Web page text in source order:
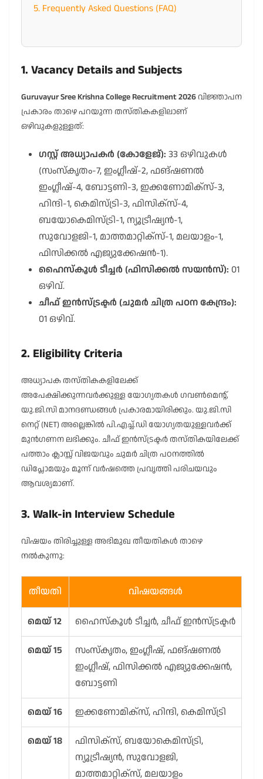
5. Frequently Asked Questions (FAQ)
1. Vacancy Details and Subjects
Guruvayur Sree Krishna College Recruitment 2026 വിജ്ഞാപന
പ്രകാരം താഴെ പറയുന്ന തസ്തികകളിലാണ്
ഒഴിവുകളുള്ളത്:
ഗസ്റ്റ് അധ്യാപകർ (കോളേജ്): 33 ഒഴിവുകൾ
(സംസ്കൃതം-7, ഇംഗ്ലീഷ്-2, ഫങ്ഷണൽ
ഇംഗ്ലീഷ്-4, ബോട്ടണി-3, ഇക്കണോമിക്സ്-3,
ഹിന്ദി-1, കെമിസ്ട്രി-3, ഫിസിക്സ്-4,
ബയോകെമിസ്ട്രി-1, ന്യൂട്രീഷ്യൻ-1,
സുവോളജി-1, മാത്തമാറ്റിക്സ്-1, മലയാളം-1,
ഫിസിക്കൽ എജ്യുക്കേഷൻ-1).
ഹൈസ്കൂൾ ടീച്ചർ (ഫിസിക്കൽ സയൻസ്): 01
ഒഴിവ്.
ചീഫ് ഇൻസ്ട്രക്ടർ (ചുമർ ചിത്ര പഠന കേന്ദ്രം):
01 ഒഴിവ്.
2. Eligibility Criteria
അധ്യാപക തസ്തികകളിലേക്ക്
അപേക്ഷിക്കുന്നവർക്കുള്ള യോഗ്യതകൾ ഗവൺമെന്റ്,
യു.ജി.സി മാനദണ്ഡങ്ങൾ പ്രകാരമായിരിക്കും. യു.ജി.സി
നെറ്റ് (NET) അല്ലെങ്കിൽ പി.എച്ച്.ഡി യോഗ്യതയുള്ളവർക്ക്
മുൻഗണന ലഭിക്കും. ചീഫ് ഇൻസ്ട്രക്ടർ തസ്തികയിലേക്ക്
പത്താം ക്ലാസ്സ് വിജയവും ചുമർ ചിത്ര പഠനത്തിൽ
ഡിപ്ലോമയും മൂന്ന് വർഷത്തെ പ്രവൃത്തി പരിചയവും
ആവശ്യമാണ്.
3. Walk-in Interview Schedule
വിഷയം തിരിച്ചുള്ള അഭിമുഖ തീയതികൾ താഴെ
നൽകുന്നു:
തീയതി വിഷയങ്ങൾ
മെയ് 12 ഹൈസ്കൂൾ ടീച്ചർ, ചീഫ് ഇൻസ്ട്രക്ടർ
മെയ് 15
സംസ്കൃതം, ഇംഗ്ലീഷ്, ഫങ്ഷണൽ
ഇംഗ്ലീഷ്, ഫിസിക്കൽ എജ്യുക്കേഷൻ,
ബോട്ടണി
മെയ് 16 ഇക്കണോമിക്സ്, ഹിന്ദി, കെമിസ്ട്രി
മെയ് 18
ഫിസിക്സ്, ബയോകെമിസ്ട്രി,
ന്യൂട്രീഷ്യൻ, സുവോളജി,
മാത്തമാറ്റിക്സ്, മലയാളം